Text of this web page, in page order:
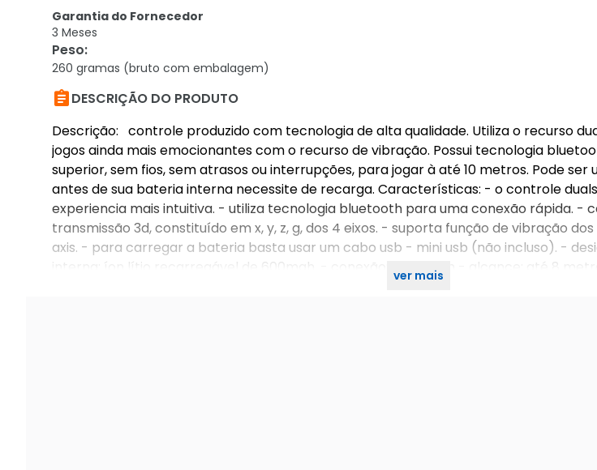
Garantia do Fornecedor
3 Meses
Peso:
260 gramas (bruto com embalagem)
DESCRIÇÃO DO PRODUTO
Descrição: controle produzido com tecnologia de alta qualidade. Utiliza o recurso
jogos ainda mais emocionantes com o recurso de vibração. Possui tecnologia
superior, sem fios, sem atrasos ou interrupções, para jogar à até 10 metros. Pode ser
antes de sua bateria interna necessite de recarga. Características: - o controle
experiencia mais intuitiva. - utiliza tecnologia bluetooth para uma conexão rápida. -
transmissão 3d, constituído em x, y, z, g, dos 4 eixos. - suporta função de vibração
axis. - para carregar a bateria basta usar um cabo usb - mini usb (não incluso). -
interna: íon lítio recarregável de 600mah. - conexão: bluetooth - alcance: até 8
ver mais